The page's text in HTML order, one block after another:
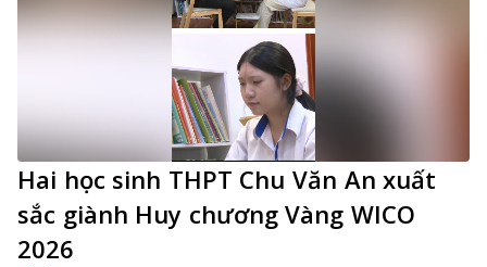
Hai học sinh THPT Chu Văn An xuất
sắc giành Huy chương Vàng WICO
2026